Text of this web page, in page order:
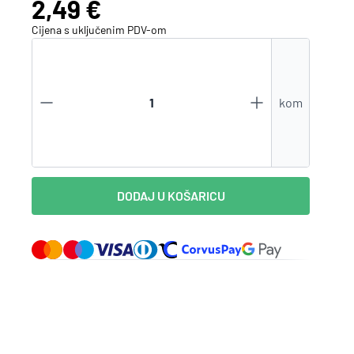
Zaboravili ste lozinku?
Cijena:
2,49 €
Cijena s uključenim PDV-om
kom
DODAJ U KOŠARICU